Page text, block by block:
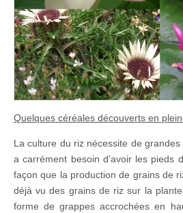
Quelques céréales découverts en
La culture du riz nécessite de grandes
a carrément besoin d’avoir les pieds
façon que la production de grains de
déjà vu des grains de riz sur la
forme de grappes accrochées en